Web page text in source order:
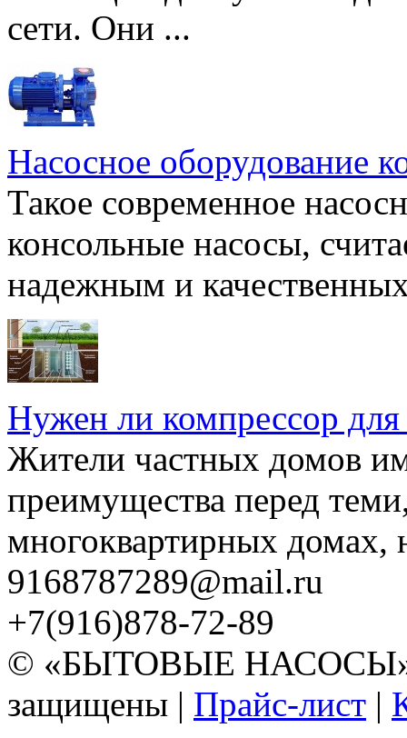
сети. Они ...
Насосное оборудование
Такое современное
консольные насосы,
надежным и
Нужен ли компрессор для
Жители частных домов
преимущества перед
многоквартирных домах,
9168787289@mail.ru
+7(916)878-72-89
© «БЫТОВЫЕ НАСОСЫ»
защищены | Прайс-лист |